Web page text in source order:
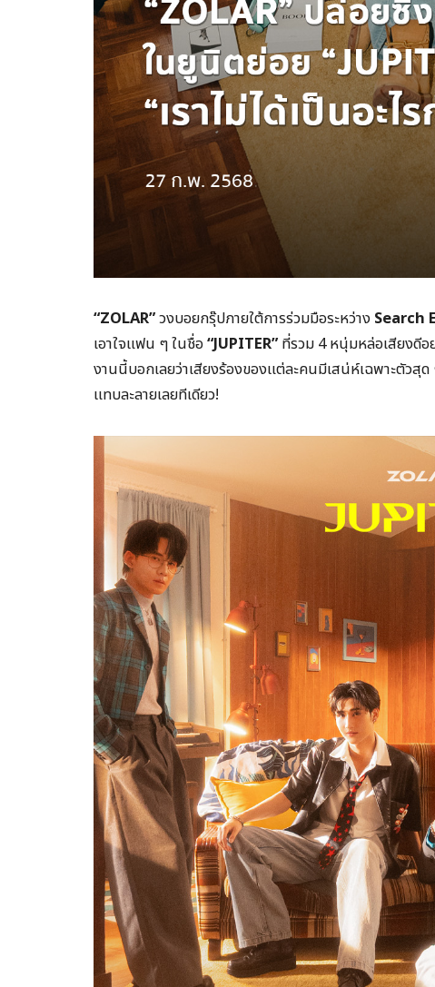
“ZOLAR”วงบอยกรุ๊ปภายใต้การร่วมมือระหว่าง Search
เอาใจแฟน ๆ ในชื่อ“JUPITER” ที่รวม 4 หนุ่มหล่อเสียงดีอ
งานนี้บอกเลยว่าเสียงร้องของแต่ละคนมีเสน่ห์เฉพาะตัว
แทบละลายเลยทีเดียว!